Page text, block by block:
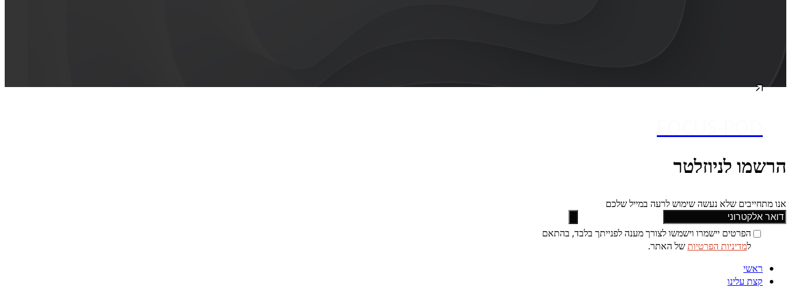
הרשמו לניוזלטר
אנו מתחייבים שלא נעשה שימוש לרעה במייל שלכם
הפרטים יישמרו וישמשו לצורך מענה לפנייתך בלבד, בהתאם
למדיניות הפרטיותשל האתר.
ראשי
קצת עלינו